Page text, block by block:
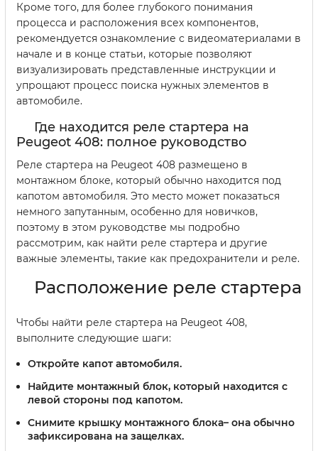
Кроме того, для более глубокого понимания
процесса и расположения всех компонентов,
рекомендуется ознакомление с видеоматериалами в
начале и в конце статьи, которые позволяют
визуализировать представленные инструкции и
упрощают процесс поиска нужных элементов в
автомобиле.
Где находится реле стартера на
Peugeot 408: полное руководство
Реле стартера на Peugeot 408 размещено в
монтажном блоке, который обычно находится под
капотом автомобиля. Это место может показаться
немного запутанным, особенно для новичков,
поэтому в этом руководстве мы подробно
рассмотрим, как найти реле стартера и другие
важные элементы, такие как предохранители и реле.
Расположение реле стартера
Чтобы найти реле стартера на Peugeot 408,
выполните следующие шаги:
Откройте капот автомобиля.
Найдите монтажный блок, который находится с
левой стороны под капотом.
Снимите крышку монтажного блока– она обычно
зафиксирована на защелках.